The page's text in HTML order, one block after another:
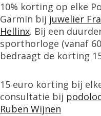
10% korting op elke
Garmin bij juwelier
Hellinx. Bij een
sporthorloge (vanaf
bedraagt de korting
15 euro korting bij
consultatie bij
Ruben Wijnen